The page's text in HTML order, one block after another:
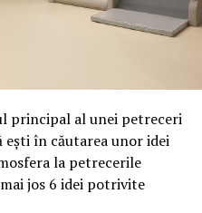
cu cealaltă, pe toată
de câte sezoane
Cibernetică (DNSC)
verificarea atentă a
incidentelor la numărul
săptămâni folosesc
principal al unei petreceri
în căutarea unor idei
la petrecerile
jos 6 idei potrivite